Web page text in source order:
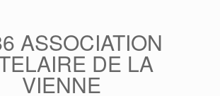
ASSOCIATION
DE LA
VIENNE